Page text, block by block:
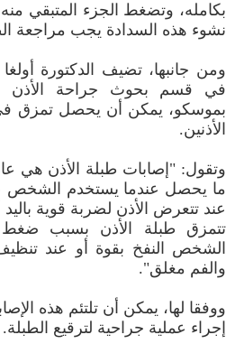
بكامله، وتضغط الجزء المتبقي
نشوء هذه السدادة يجب مراجعة
ومن جانبها، تضيف الدكتورة أولغا
في قسم بحوث جراحة الأذن
بموسكو، يمكن أن يحصل تمزق
الأذنين.
وتقول: "إصابات طبلة الأذن هي
ما يحصل عندما يستخدم الشخص
عند تتعرض الأذن لضربة قوية
تتمزق طبلة الأذن بسبب ضغط
الشخص النفخ بقوة أو عند
والفم مغلق".
ووفقا لها، يمكن أن تلتئم هذه
إجراء عملية جراحية لترقيع الطبلة.